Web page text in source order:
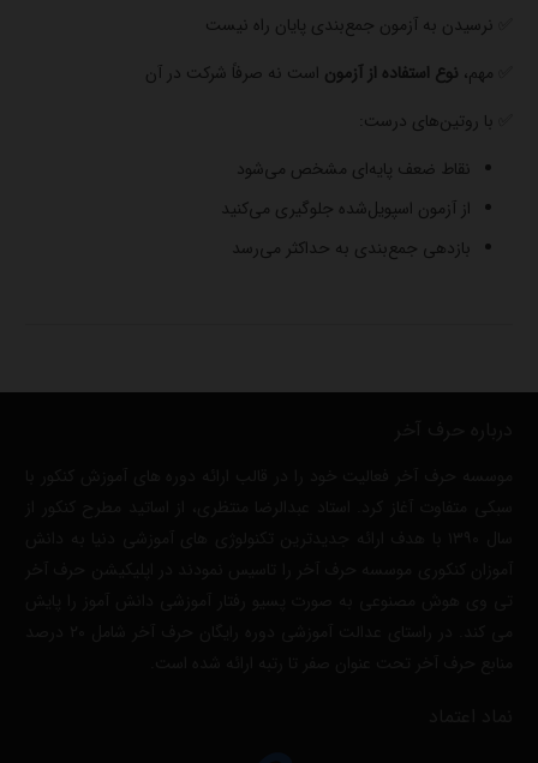
✅ نرسیدن به آزمون جمع‌بندی پایان راه نیست
✅ مهم، نوع استفاده از آزمون است نه صرفاً شرکت در آن
✅ با روتین‌های درست:
نقاط ضعف پایه‌ای مشخص می‌شود
از آزمون اسپویل‌شده جلوگیری می‌کنید
بازدهی جمع‌بندی به حداکثر می‌رسد